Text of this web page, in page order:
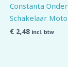
Constanta
Schakelaar
€ 2,48 incl. btw